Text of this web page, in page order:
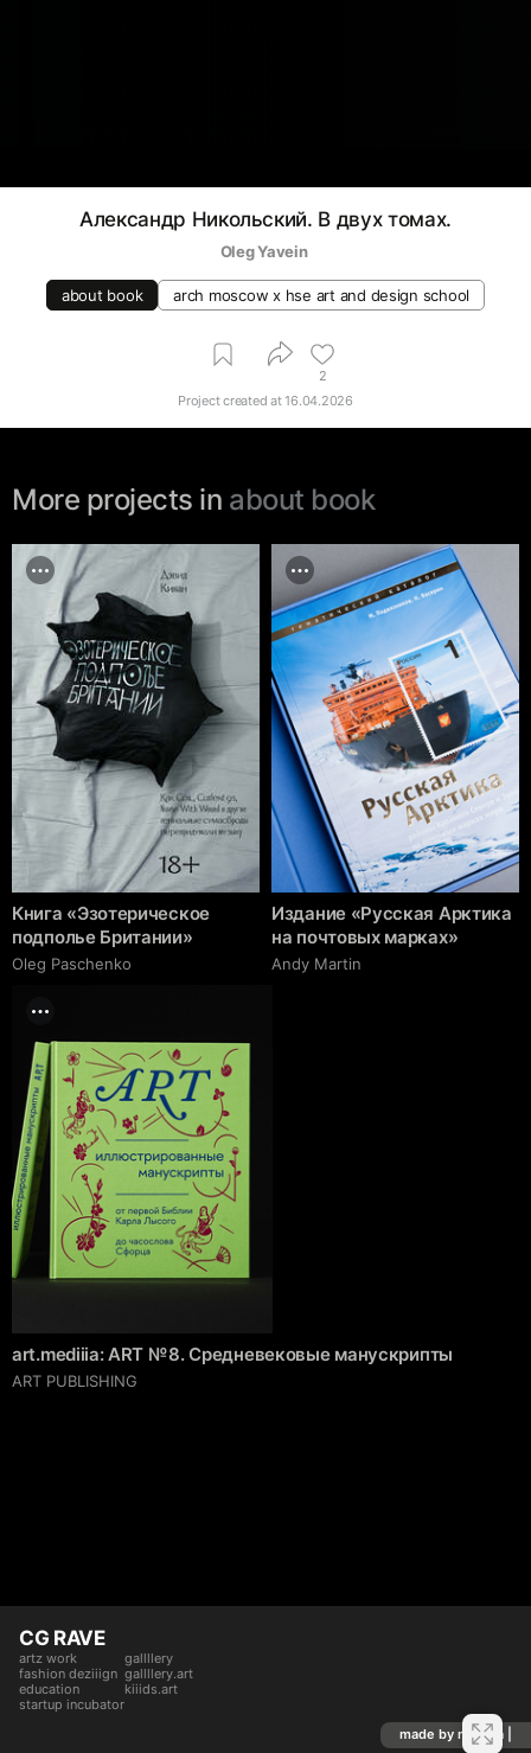
Александр Никольский. В двух томах.
Oleg Yavein
about book arch moscow x hse art and design school
2
Project created at16.04.2026
More projects in about book
Книга «Эзотерическое
подполье Британии»
Oleg Paschenko
Издание «Русская Арктика
на почтовых марках»
Andy Martin
art.mediiia: ART № 8. Средневековые манускрипты
ART PUBLISHING
CG RAVE
artz work
fashion deziiign
education
startup incubator
gallllery
gallllery.art
kiiids.art
made by mediiia |